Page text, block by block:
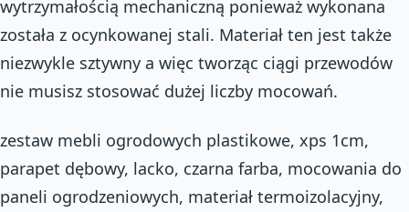
wytrzymałością mechaniczną ponieważ wykonana
została z ocynkowanej stali. Materiał ten jest także
niezwykle sztywny a więc tworząc ciągi przewodów
nie musisz stosować dużej liczby mocowań.
zestaw mebli ogrodowych plastikowe, xps 1cm,
parapet dębowy, lacko, czarna farba, mocowania do
paneli ogrodzeniowych, materiał termoizolacyjny,